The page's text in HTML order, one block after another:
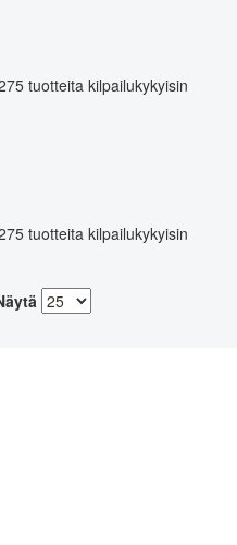
tuotteita kilpailukykyisin
tuotteita kilpailukykyisin